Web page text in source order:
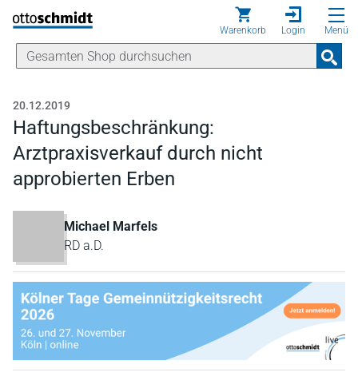
Direkt zum Inhalt
Warenkorb Login Menü
20.12.2019
Haftungsbeschränkung:
Arztpraxisverkauf durch nicht
approbierten Erben
Michael Marfels
RD a.D.